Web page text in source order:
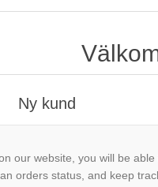
Ny kund
our website, you will be able
orders status, and keep